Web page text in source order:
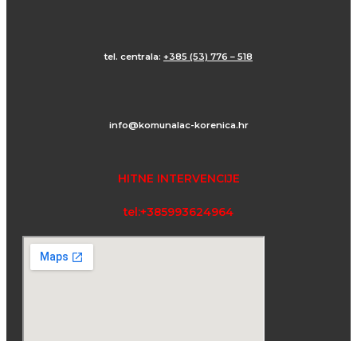
tel. centrala: +385 (53) 776 – 518
info@komunalac-korenica.hr
HITNE INTERVENCIJE
tel:+385993624964